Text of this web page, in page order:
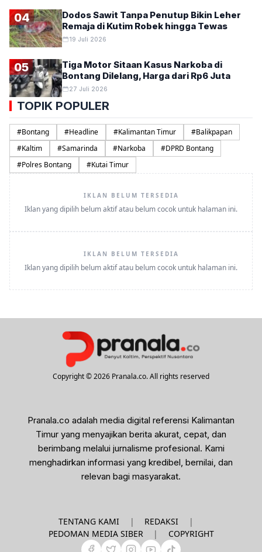
04
Dodos Sawit Tanpa Penutup Bikin Leher
Remaja di Kutim Robek hingga Tewas
19 Juli 2026
05
Tiga Motor Sitaan Kasus Narkoba di
Bontang Dilelang, Harga dari Rp6 Juta
27 Juli 2026
TOPIK POPULER
#Bontang #Headline #Kalimantan Timur #Balikpapan
#Kaltim #Samarinda #Narkoba #DPRD Bontang
#Polres Bontang #Kutai Timur
IKLAN BELUM TERSEDIA
Iklan yang dipilih belum aktif atau belum cocok untuk halaman ini.
IKLAN BELUM TERSEDIA
Iklan yang dipilih belum aktif atau belum cocok untuk halaman ini.
Copyright © 2026 Pranala.co. All rights reserved
Pranala.co adalah media digital referensi Kalimantan
Timur yang menyajikan berita akurat, cepat, dan
berimbang melalui jurnalisme profesional. Kami
menghadirkan informasi yang kredibel, bernilai, dan
relevan bagi masyarakat.
TENTANG KAMI | REDAKSI
|
PEDOMAN MEDIA SIBER
| COPYRIGHT